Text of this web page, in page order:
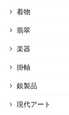
着物
翡翠
楽器
掛軸
銀製品
現代アート